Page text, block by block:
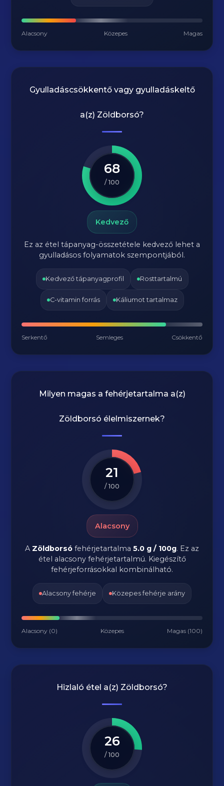
Alacsony Közepes Magas
Gyulladáscsökkentő vagy gyulladáskeltő
a(z) Zöldborsó?
68
/ 100
Kedvező
Ez az étel tápanyag-összetétele kedvező lehet a
gyulladásos folyamatok szempontjából.
Kedvező tápanyagprofil Rosttartalmú
C-vitamin forrás Káliumot tartalmaz
Serkentő Semleges Csökkentő
Milyen magas a fehérjetartalma a(z)
Zöldborsó élelmiszernek?
21
/ 100
Alacsony
A Zöldborsó fehérjetartalma 5.0 g / 100g. Ez az
étel alacsony fehérjetartalmú. Kiegészítő
fehérjeforrásokkal kombinálható.
Alacsony fehérje Közepes fehérje arány
Alacsony (0) Közepes Magas (100)
Hizlaló étel a(z) Zöldborsó?
26
/ 100